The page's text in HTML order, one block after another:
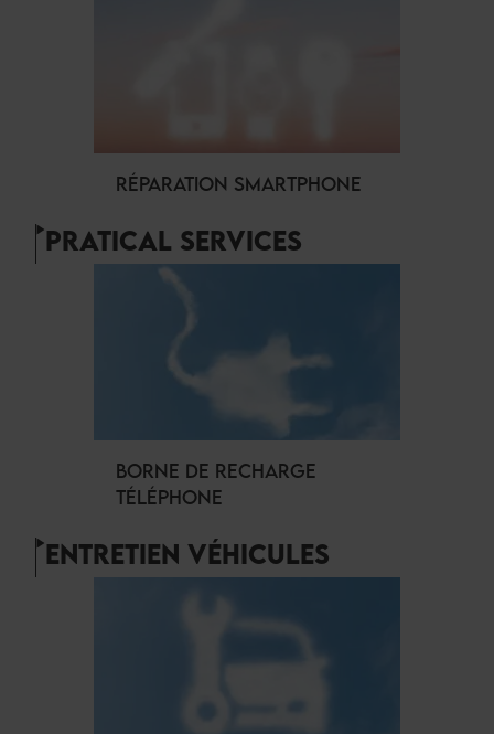
RÉPARATION SMARTPHONE
PRATICAL SERVICES
BORNE DE RECHARGE
TÉLÉPHONE
ENTRETIEN VÉHICULES